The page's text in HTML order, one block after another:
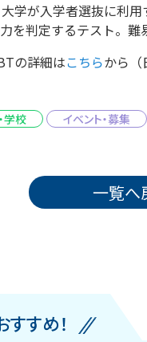
学が入学者選抜に利
を判定するテスト。難
の詳細はこちらから（
学校 イベント・募集
一覧へ
すめ！